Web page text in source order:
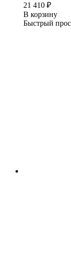
21 410 ₽
В корзину
Быстрый